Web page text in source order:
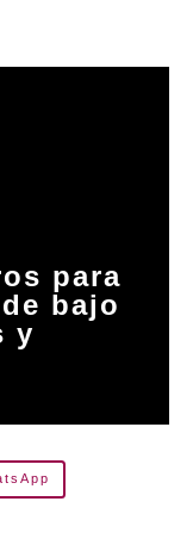
para
bajo
y